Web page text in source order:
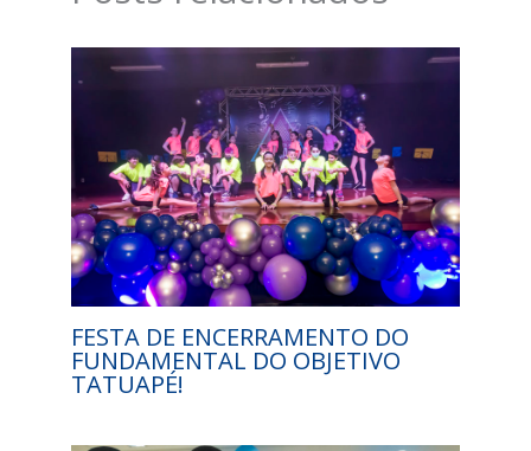
FESTA DE ENCERRAMENTO DO
FUNDAMENTAL DO OBJETIVO
TATUAPÉ!